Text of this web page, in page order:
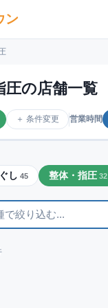
ン
圧の店舗一覧
＋ 条件変更 営業時間
し 45 整体・指圧 32